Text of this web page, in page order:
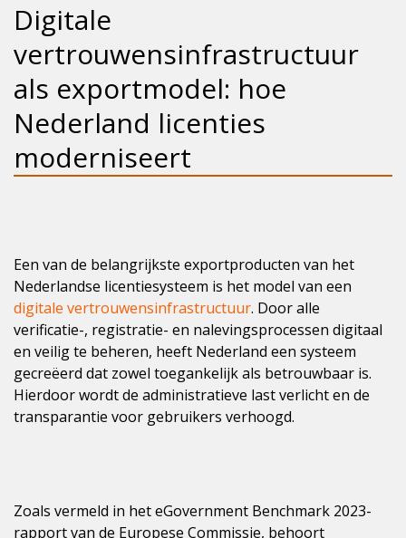
Digitale
vertrouwensinfrastructuur
als exportmodel: hoe
Nederland licenties
moderniseert
Een van de belangrijkste exportproducten van het
Nederlandse licentiesysteem is het model van een
digitale vertrouwensinfrastructuur. Door alle
verificatie-, registratie- en nalevingsprocessen digitaal
en veilig te beheren, heeft Nederland een systeem
gecreëerd dat zowel toegankelijk als betrouwbaar is.
Hierdoor wordt de administratieve last verlicht en de
transparantie voor gebruikers verhoogd.
Zoals vermeld in het eGovernment Benchmark 2023-
rapport van de Europese Commissie, behoort